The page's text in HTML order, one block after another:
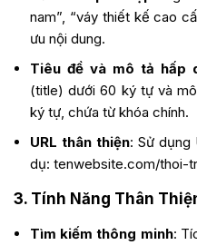
nam”, “váy thiết kế cao
ưu nội dung.
Tiêu đề và mô tả hấp
(title) dưới 60 ký tự và
ký tự, chứa từ khóa chính.
URL thân thiện: Sử dụng
dụ: tenwebsite.com/thoi-
3. Tính Năng Thân
Tìm kiếm thông minh: